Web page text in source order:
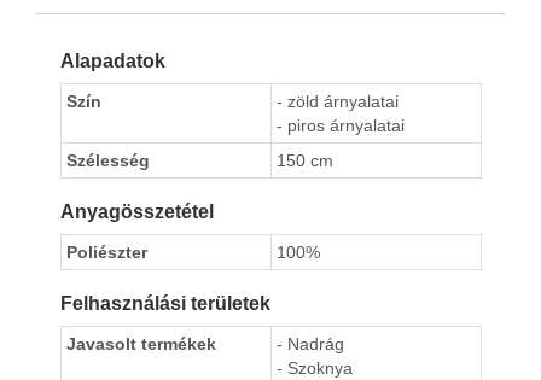
Alapadatok
Szín
- zöld árnyalatai
- piros árnyalatai
Szélesség
150 cm
Anyagösszetétel
Poliészter 100%
Felhasználási területek
Javasolt termékek
- Nadrág
- Szoknya